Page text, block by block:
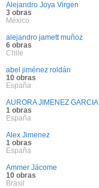
Alejandro Joya Virgen
3 obras
México
alejandro jamett muñoz
6 obras
Chile
abel jiménez roldán
10 obras
España
AURORA JIMENEZ GARCIA
1 obras
España
Alex Jimenez
1 obras
España
Ammer Jácome
10 obras
Brasil